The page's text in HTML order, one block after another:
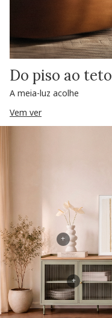
Do piso ao teto
A meia-luz acolhe
Vem ver
+
+